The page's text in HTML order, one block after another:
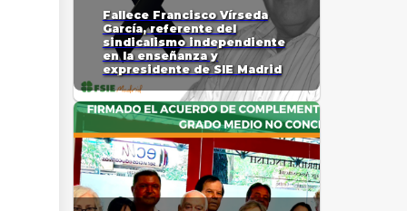
Fallece Francisco Vírseda
García, referente del
sindicalismo independiente
en la enseñanza y
expresidente de SIE Madrid